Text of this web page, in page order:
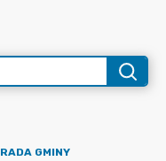
RADA GMINY